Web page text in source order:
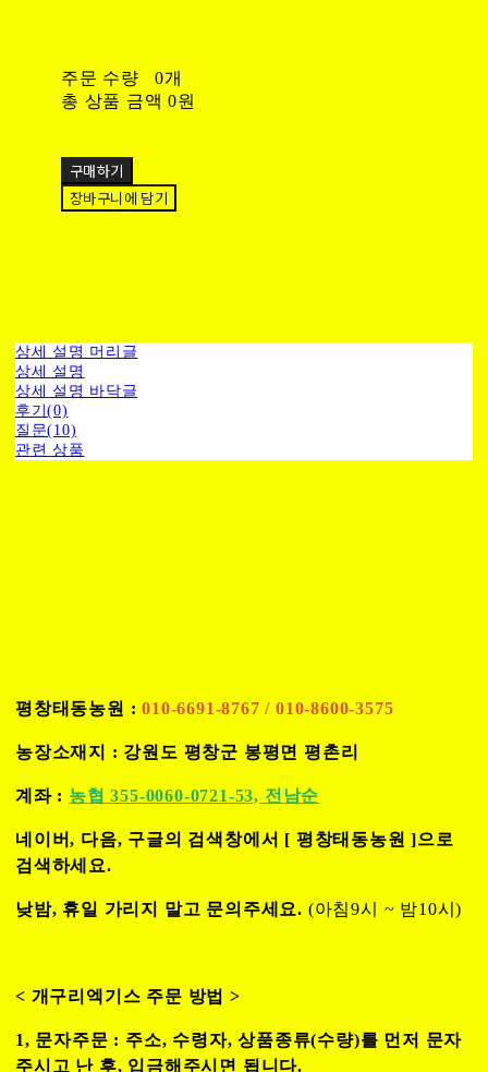
주문 수량
0개
총 상품 금액 0원
구매하기
장바구니에 담기
상세 설명 머리글
상세 설명
상세 설명 바닥글
후기(0)
질문(10)
관련 상품
평창태동농원 :010-6691-8767 / 010-8600-3575
농장소재지 : 강원도 평창군 봉평면 평촌리
계좌 : 농협 355-0060-0721-53, 전남순
네이버, 다음, 구글의 검색창에서 [ 평창태동농원 ]으로
검색하세요.
낮밤, 휴일 가리지 말고 문의주세요. (아침9시 ~ 밤10시)
< 개구리엑기스 주문 방법 >
1, 문자주문 : 주소, 수령자, 상품종류(수량)를 먼저 문자
주시고 난 후, 입금해주시면 됩니다.